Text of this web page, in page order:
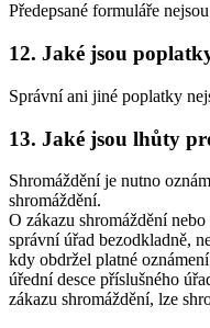
Předepsané formuláře
12. Jaké jsou
Správní ani jiné poplatky
13. Jaké jsou lhůty
Shromáždění je nutno
shromáždění.
O zákazu shromáždění
správní úřad bezodkladně,
kdy obdržel platné
úřední desce příslušného
zákazu shromáždění, lze